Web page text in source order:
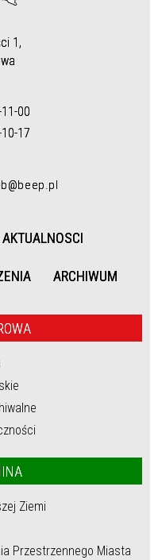
1,
00
17
AKTUALNOSCI
ARCHIWUM
Ziemi
Przestrzennego Miasta